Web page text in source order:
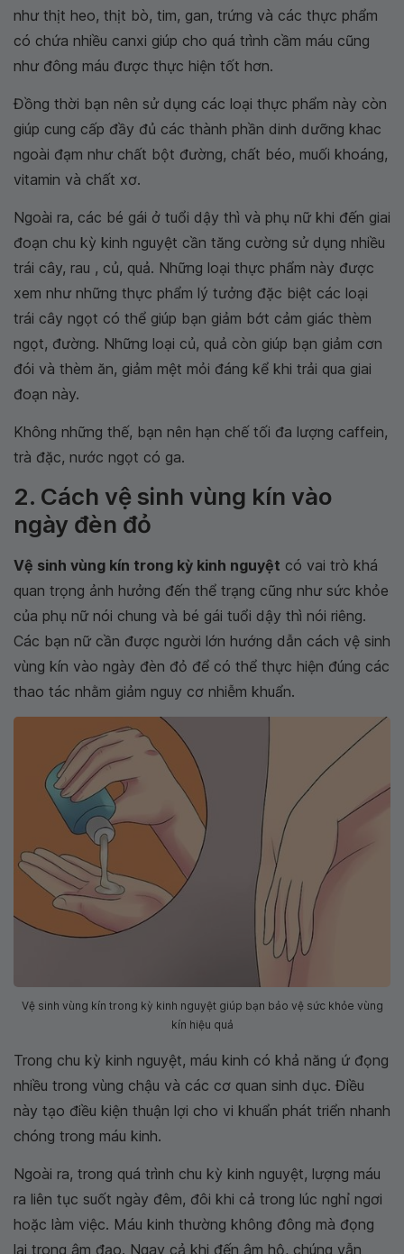
như thịt heo, thịt bò, tim, gan, trứng và các thực phẩm
có chứa nhiều canxi giúp cho quá trình cầm máu cũng
như đông máu được thực hiện tốt hơn.
Đồng thời bạn nên sử dụng các loại thực phẩm này còn
giúp cung cấp đầy đủ các thành phần dinh dưỡng khac
ngoài đạm như chất bột đường, chất béo, muối khoáng,
vitamin và chất xơ.
Ngoài ra, các bé gái ở tuổi dậy thì và phụ nữ khi đến giai
đoạn chu kỳ kinh nguyệt cần tăng cường sử dụng nhiều
trái cây, rau , củ, quả. Những loại thực phẩm này được
xem như những thực phẩm lý tưởng đặc biệt các loại
trái cây ngọt có thể giúp bạn giảm bớt cảm giác thèm
ngọt, đường. Những loại củ, quả còn giúp bạn giảm cơn
đói và thèm ăn, giảm mệt mỏi đáng kể khi trải qua giai
đoạn này.
Không những thế, bạn nên hạn chế tối đa lượng caffein,
trà đặc, nước ngọt có ga.
2. Cách vệ sinh vùng kín vào
ngày đèn đỏ
Vệ sinh vùng kín trong kỳ kinh nguyệt có vai trò khá
quan trọng ảnh hưởng đến thể trạng cũng như sức khỏe
của phụ nữ nói chung và bé gái tuổi dậy thì nói riêng.
Các bạn nữ cần được người lớn hướng dẫn cách vệ sinh
vùng kín vào ngày đèn đỏ để có thể thực hiện đúng các
thao tác nhằm giảm nguy cơ nhiễm khuẩn.
Vệ sinh vùng kín trong kỳ kinh nguyệt giúp bạn bảo vệ sức khỏe vùng
kín hiệu quả
Trong chu kỳ kinh nguyệt, máu kinh có khả năng ứ đọng
nhiều trong vùng chậu và các cơ quan sinh dục. Điều
này tạo điều kiện thuận lợi cho vi khuẩn phát triển nhanh
chóng trong máu kinh.
Ngoài ra, trong quá trình chu kỳ kinh nguyệt, lượng máu
ra liên tục suốt ngày đêm, đôi khi cả trong lúc nghỉ ngơi
hoặc làm việc. Máu kinh thường không đông mà đọng
lại trong âm đạo. Ngay cả khi đến âm hộ, chúng vẫn